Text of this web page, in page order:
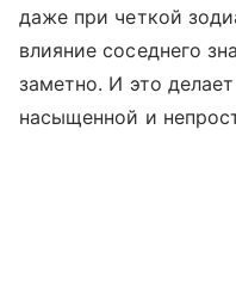
даже при четкой
влияние соседнего
заметно. И это
насыщенной и